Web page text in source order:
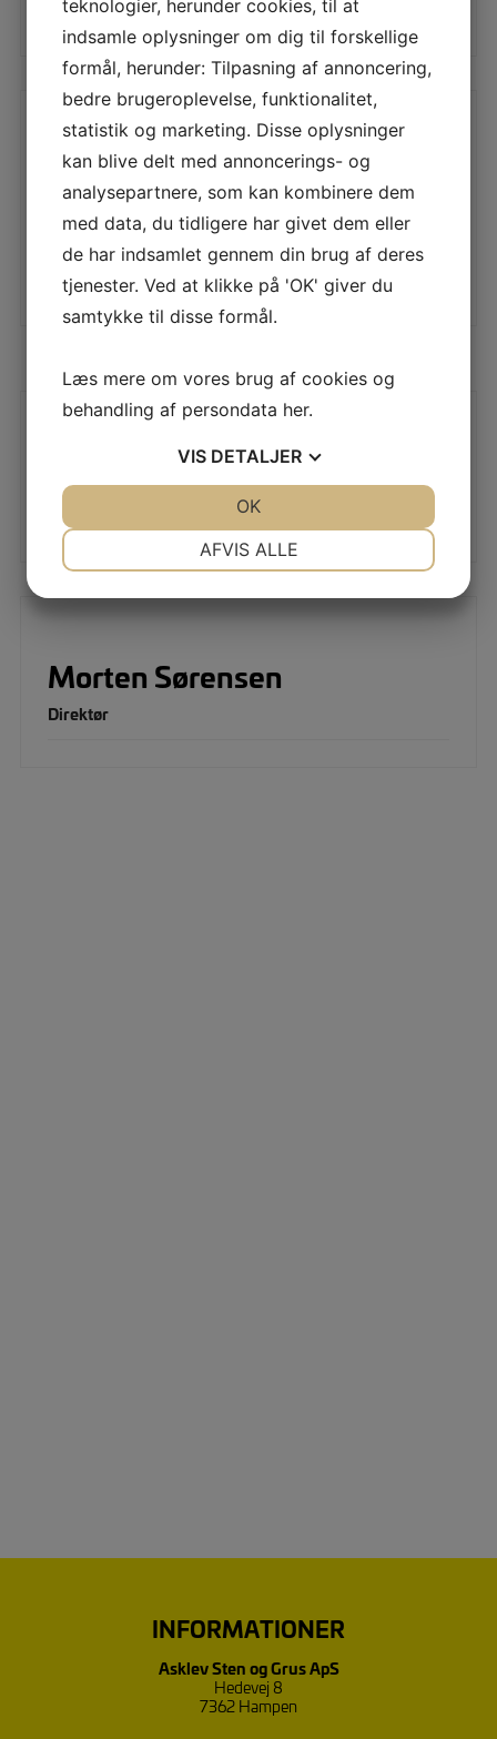
ad@roskildestenoggrus.dk
Morten S. Riishuus
Råstofgeolog
20835358
msr@asklevstenoggrus.dk
Anders Jensen
Morten Sørensen
Direktør
INFORMATIONER
Asklev Sten og Grus ApS
Hedevej 8
7362 Hampen
teknologier, herunder cookies, til at
indsamle oplysninger om dig til forskellige
formål, herunder: Tilpasning af annoncering,
bedre brugeroplevelse, funktionalitet,
statistik og marketing. Disse oplysninger
kan blive delt med annoncerings- og
analysepartnere, som kan kombinere dem
med data, du tidligere har givet dem eller
de har indsamlet gennem din brug af deres
tjenester. Ved at klikke på 'OK' giver du
samtykke til disse formål.
Læs mere om vores brug af cookies og
behandling af persondata her.
VIS DETALJER
AFVIS ALLE
OK